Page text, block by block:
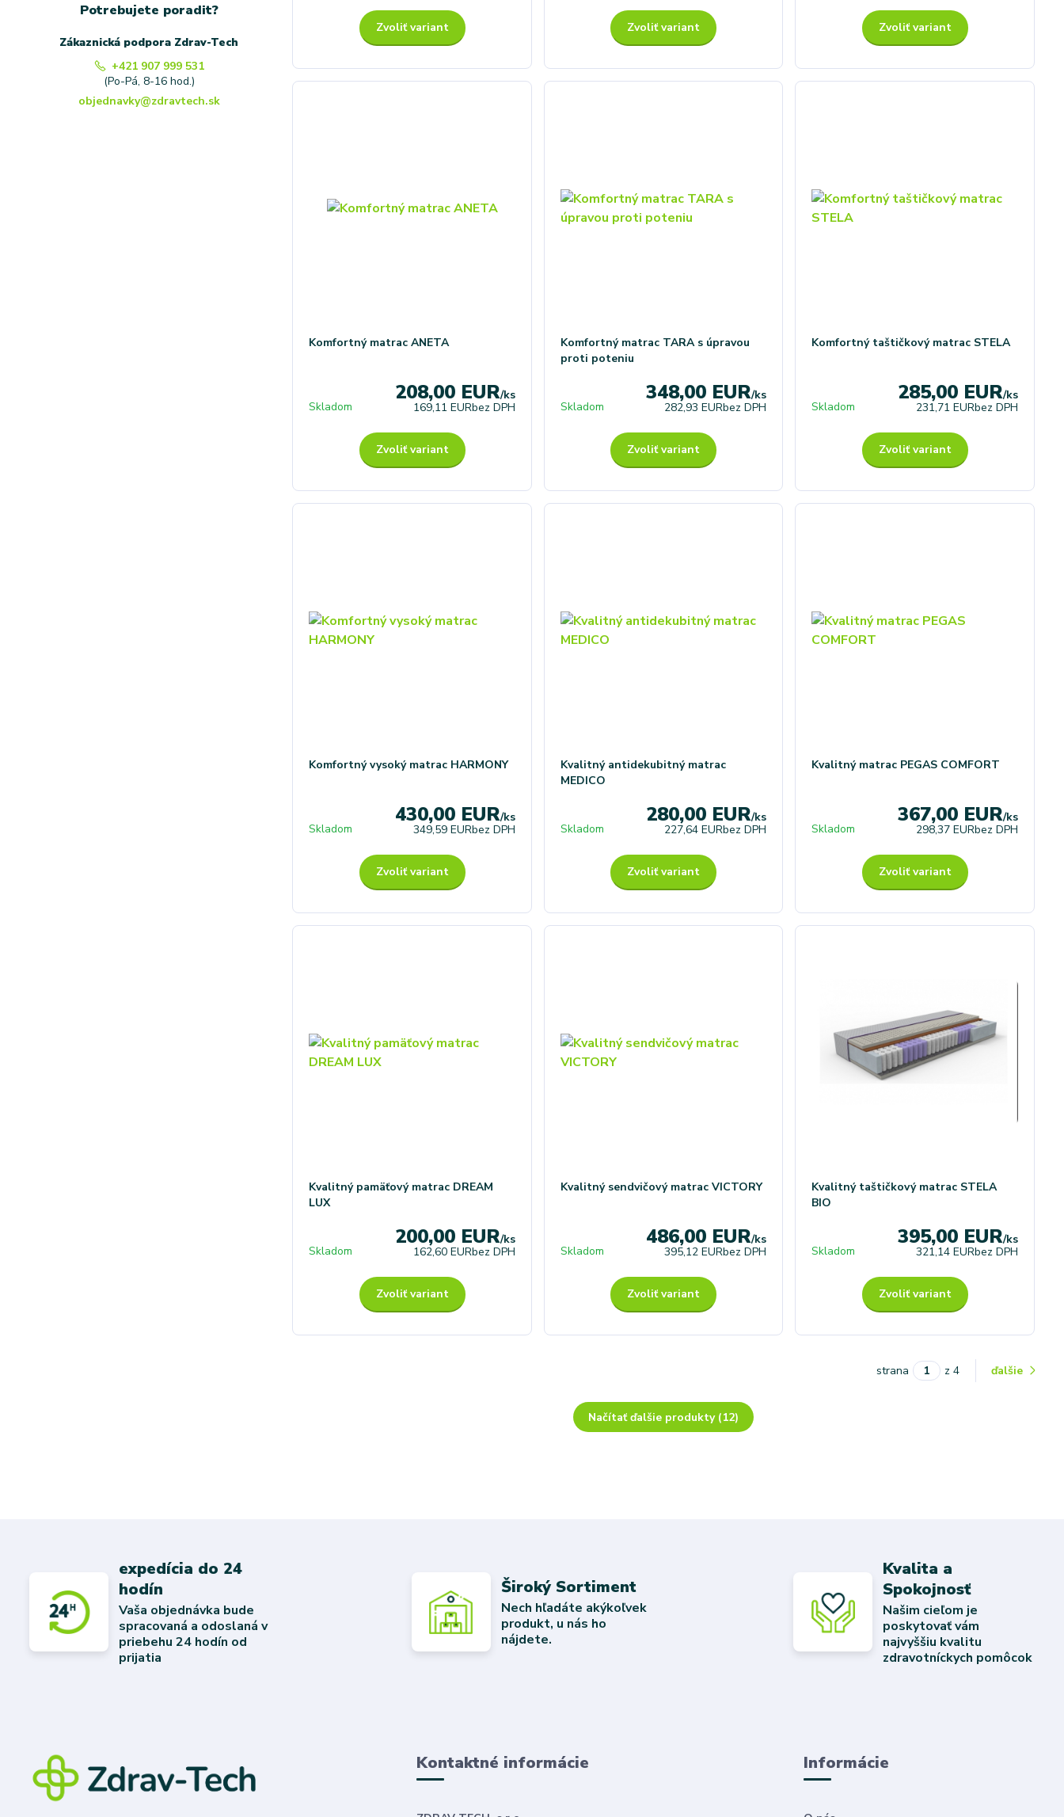
Zvoliť variant Zvoliť variant Zvoliť variant
Komfortný matrac ANETA
208,00 EUR/ks
169,11 EURbez DPH
Skladom
Zvoliť variant
Komfortný matrac TARA s úpravou
proti poteniu
348,00 EUR/ks
282,93 EURbez DPH
Skladom
Zvoliť variant
Komfortný taštičkový matrac STELA
285,00 EUR/ks
231,71 EURbez DPH
Skladom
Zvoliť variant
Komfortný vysoký matrac HARMONY
430,00 EUR/ks
349,59 EURbez DPH
Skladom
Zvoliť variant
Kvalitný antidekubitný matrac
MEDICO
280,00 EUR/ks
227,64 EURbez DPH
Skladom
Zvoliť variant
Kvalitný matrac PEGAS COMFORT
367,00 EUR/ks
298,37 EURbez DPH
Skladom
Zvoliť variant
Kvalitný pamäťový matrac DREAM
LUX
200,00 EUR/ks
162,60 EURbez DPH
Skladom
Zvoliť variant
Kvalitný sendvičový matrac VICTORY
486,00 EUR/ks
395,12 EURbez DPH
Skladom
Zvoliť variant
Kvalitný taštičkový matrac STELA
BIO
395,00 EUR/ks
321,14 EURbez DPH
Skladom
Zvoliť variant
Načítať ďalšie produkty (12)
strana z 4 ďalšie
Potrebujete poradit?
Zákaznická podpora Zdrav-Tech
+421 907 999 531
(Po-Pá, 8-16 hod.)
objednavky@zdravtech.sk
expedícia do 24
hodín
Vaša objednávka bude
spracovaná a odoslaná v
priebehu 24 hodín od
prijatia
Široký Sortiment
Nech hľadáte akýkoľvek
produkt, u nás ho
nájdete.
Kvalita a
Spokojnosť
Našim cieľom je
poskytovať vám
najvyššiu kvalitu
zdravotníckych pomôcok
Kontaktné informácie Informácie